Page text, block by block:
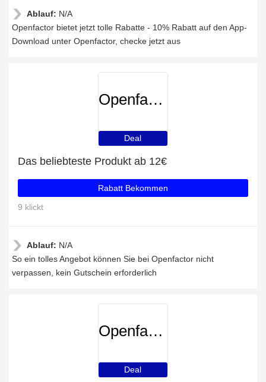
Ablauf: N/A
Openfactor bietet jetzt tolle Rabatte - 10% Rabatt auf den App-
Download unter Openfactor, checke jetzt aus
Openfactor
Deal
Das beliebteste Produkt ab 12€
Rabatt Bekommen
9 klickt
Ablauf: N/A
So ein tolles Angebot können Sie bei Openfactor nicht
verpassen, kein Gutschein erforderlich
Openfactor
Deal